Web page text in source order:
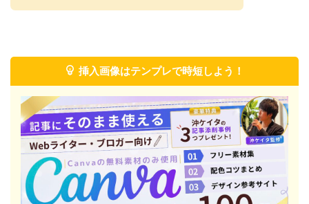
挿入画像はテンプレで時短しよう！